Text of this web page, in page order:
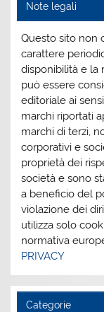
Note legali
Questo sito non
carattere
disponibilità e la
può essere
editoriale ai
marchi riportati
marchi di terzi,
corporativi e
proprietà dei
società e sono
a beneficio del
violazione dei
utilizza solo
normativa
PRIVACY
Categorie